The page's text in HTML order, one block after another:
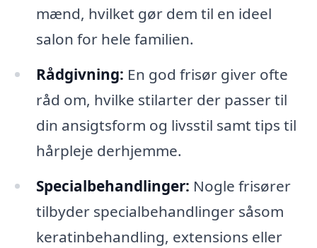
mænd, hvilket gør dem til en ideel
salon for hele familien.
Rådgivning: En god frisør giver ofte
råd om, hvilke stilarter der passer til
din ansigtsform og livsstil samt tips til
hårpleje derhjemme.
Specialbehandlinger: Nogle frisører
tilbyder specialbehandlinger såsom
keratinbehandling, extensions eller